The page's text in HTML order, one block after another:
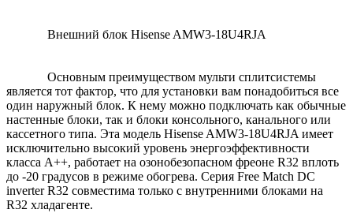
Внешний блок Hisense AMW3-18U4RJA
Основным преимуществом мульти сплитсистемы
является тот фактор, что для установки вам понадобиться все
один наружный блок. К нему можно подключать как обычные
настенные блоки, так и блоки консольного, канального или
кассетного типа. Эта модель Hisense AMW3-18U4RJA имеет
исключительно высокий уровень энергоэффективности
класса А++, работает на озонобезопасном фреоне R32 вплоть
до -20 градусов в режиме обогрева. Серия Free Match DC
inverter R32 совместима только с внутренними блоками на
R32 хладагенте.